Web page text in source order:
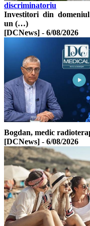
discriminatoriu
Investitori din
un (…)
[DCNews] - 6/08/2026
Bogdan, medic
[DCNews] - 6/08/2026